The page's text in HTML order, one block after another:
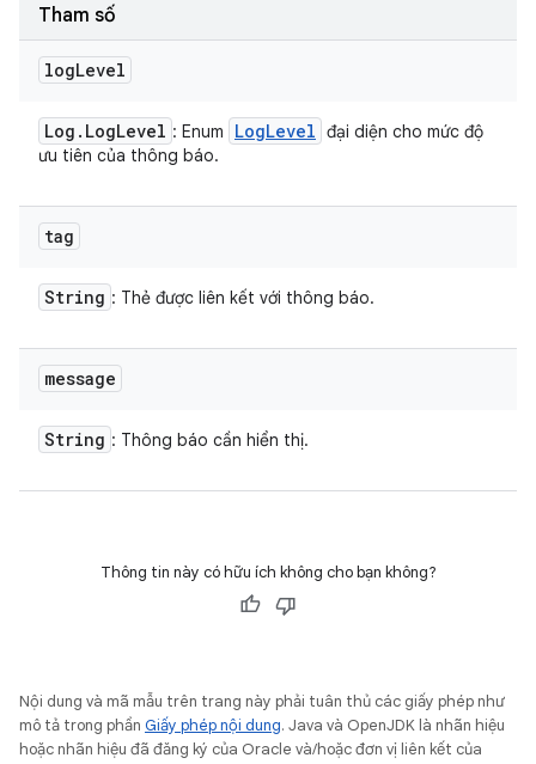
Tham số
logLevel
Log . LogLevel : Enum LogLevel đại diện cho mức độ
ưu tiên của thông báo.
tag
String : Thẻ được liên kết với thông báo.
message
String : Thông báo cần hiển thị.
Thông tin này có hữu ích không cho bạn không?
Nội dung và mã mẫu trên trang này phải tuân thủ các giấy phép như
mô tả trong phần Giấy phép nội dung. Java và OpenJDK là nhãn hiệu
hoặc nhãn hiệu đã đăng ký của Oracle và/hoặc đơn vị liên kết của